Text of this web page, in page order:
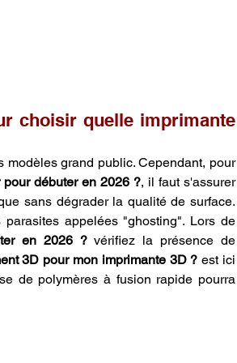
choisir quelle imprimante
modèles grand public. Cependant, pour
débuter en 2026 ?, il faut s'assurer
sans dégrader la qualité de surface.
appelées "ghosting". Lors de
en 2026 ? vérifiez la présence de
3D pour mon imprimante 3D ? est ici
de polymères à fusion rapide pourra